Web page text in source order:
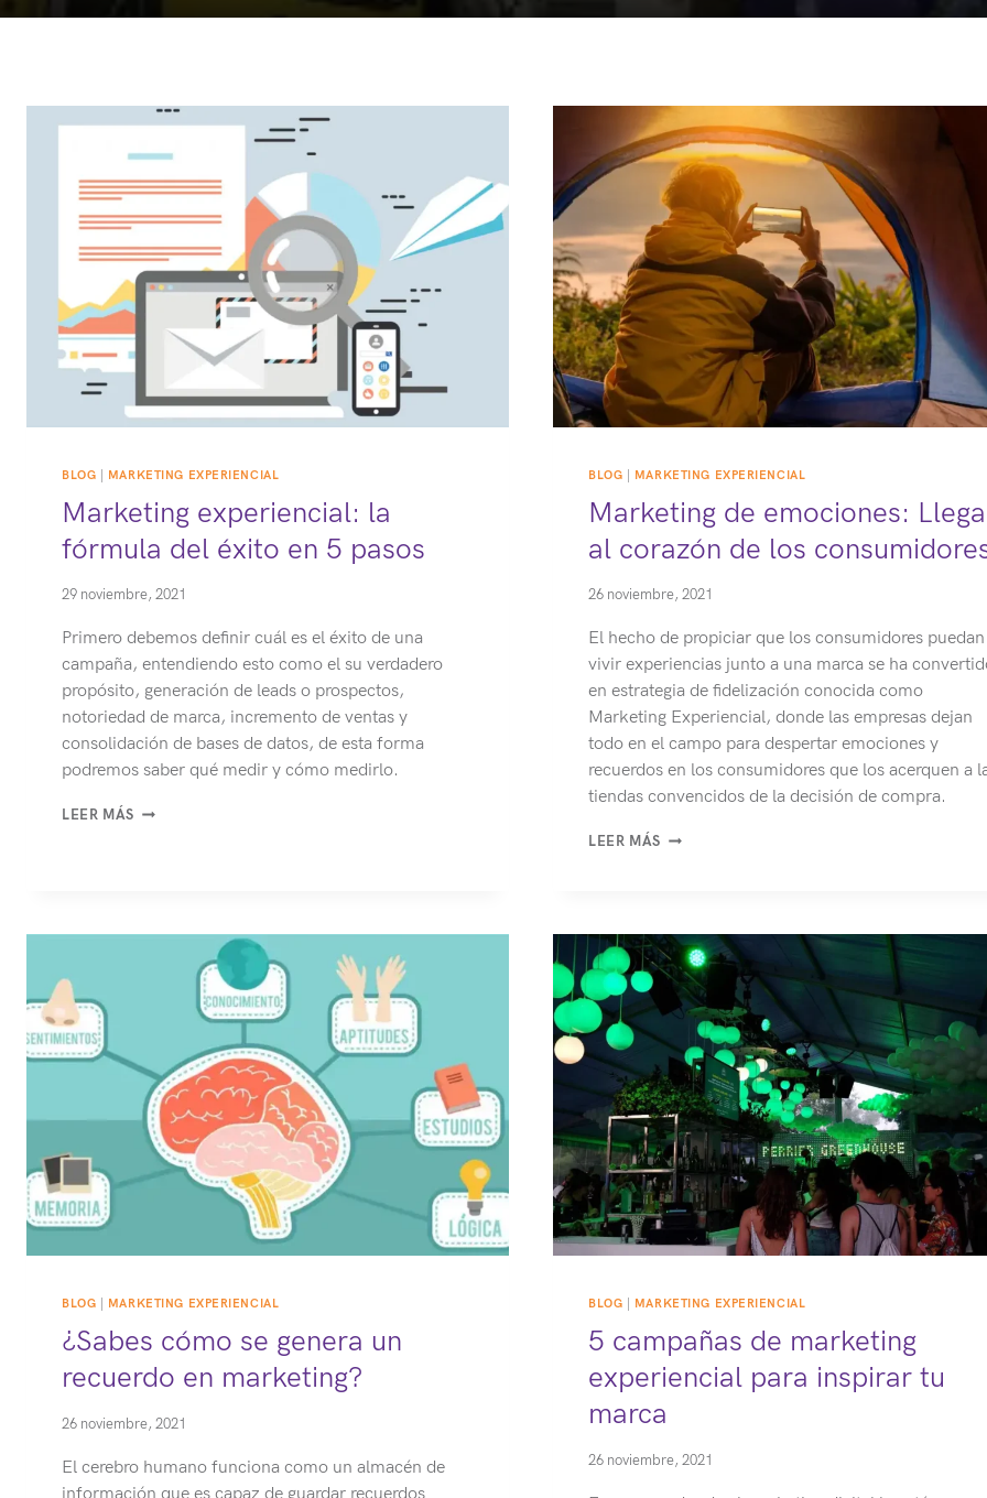
BLOG MARKETING EXPERIENCIAL
Marketing experiencial: la
fórmula del éxito en 5 pasos
29 noviembre, 2021
Primero debemos definir cuál es el éxito de una
campaña, entendiendo esto como el su verdadero
propósito, generación de leads o prospectos,
notoriedad de marca, incremento de ventas y
consolidación de bases de datos, de esta forma
podremos saber qué medir y cómo medirlo.
LEER MÁS MARKETING
BLOG MARKETING EXPERIENCIAL
Marketing de emociones: Llega
al corazón de los
26 noviembre, 2021
El hecho de propiciar que los consumidores puedan
vivir experiencias junto a una marca se ha
en estrategia de fidelización conocida como
Marketing Experiencial, donde las empresas dejan
todo en el campo para despertar emociones y
recuerdos en los consumidores que los acerquen a
tiendas convencidos de la decisión de compra.
LEER MÁS MARKETING
AL
CORAZÓN
DE
CONSUMIDORES
BLOG MARKETING EXPERIENCIAL
¿Sabes cómo se genera un
recuerdo en marketing?
26 noviembre, 2021
El cerebro humano funciona como un almacén de
BLOG MARKETING EXPERIENCIAL
5 campañas de marketing
experiencial para inspirar tu
marca
26 noviembre, 2021